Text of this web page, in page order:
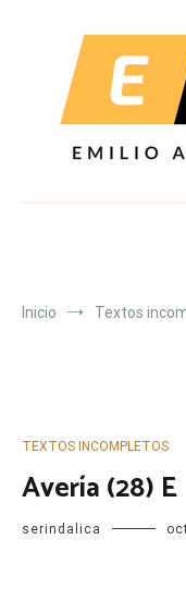
Inicio Textos
TEXTOS INCOMPLETOS
Avería (28) E
serindalica